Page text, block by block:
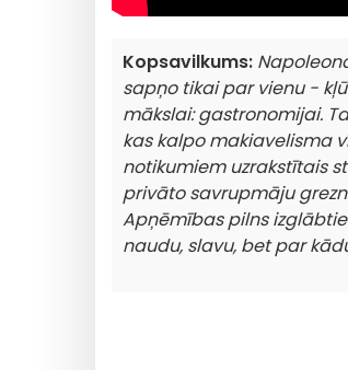
Kopsavilkums:
sapņo tikai par vienu -
mākslai: gastronomijai.
kas kalpo makiavelisma
notikumiem uzrakstītais
privāto savrupmāju
Apņēmības pilns
naudu, slavu, bet par